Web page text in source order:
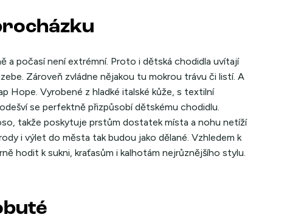
a počasí není extrémní. Proto i dětská chodidla uvítají
Zároveň zvládne nějakou tu mokrou trávu či listí. A
Hope. Vyrobené z hladké italské kůže, s textilní
se perfektně přizpůsobí dětskému chodidlu.
takže poskytuje prstům dostatek místa a nohu netíží
i výlet do města tak budou jako dělané. Vzhledem k
hodit k sukni, kraťasům i kalhotám nejrůznějšího stylu.